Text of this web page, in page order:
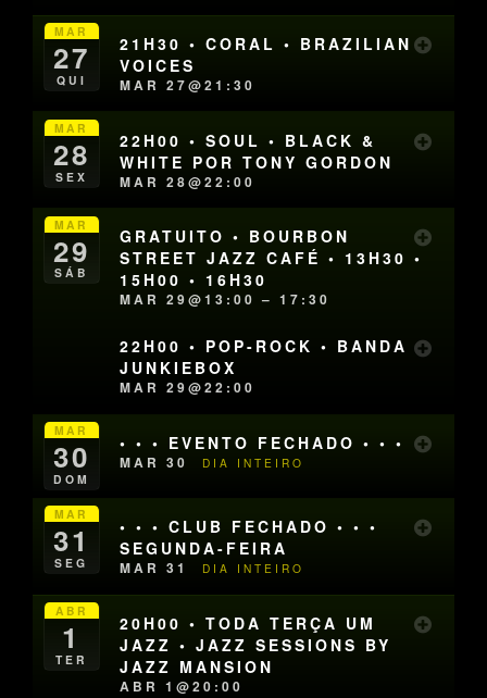
MAR
27
QUI
21H30 • CORAL • BRAZILIAN
VOICES
MAR 27@21:30
MAR
28
SEX
22H00 • SOUL • BLACK &
WHITE POR TONY GORDON
MAR 28@22:00
MAR
29
SÁB
GRATUITO • BOURBON
STREET JAZZ CAFÉ • 13H30 •
15H00 • 16H30
MAR 29@13:00 – 17:30
22H00 • POP-ROCK • BANDA
JUNKIEBOX
MAR 29@22:00
MAR
30
DOM
• • • EVENTO FECHADO • • •
MAR 30 DIA INTEIRO
MAR
31
SEG
• • • CLUB FECHADO • • •
SEGUNDA-FEIRA
MAR 31 DIA INTEIRO
ABR
1
TER
20H00 • TODA TERÇA UM
JAZZ • JAZZ SESSIONS BY
JAZZ MANSION
ABR 1@20:00